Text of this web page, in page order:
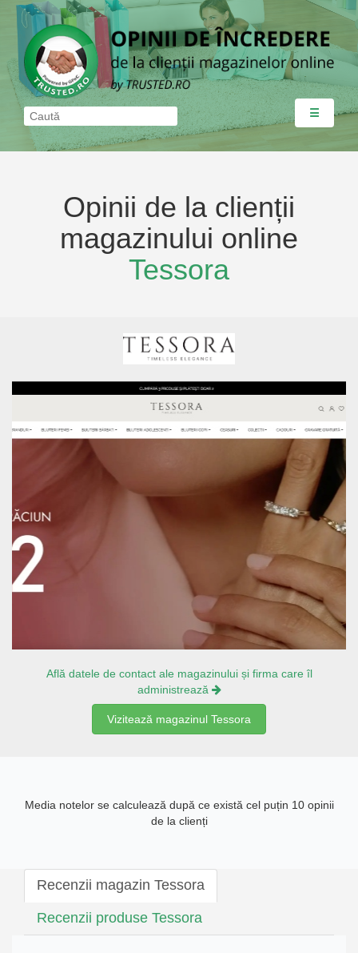
☰
Opinii de la clienții
magazinului online
Tessora
Află datele de contact ale magazinului și firma care îl
administrează
Vizitează magazinul Tessora
Media notelor se calculează după ce există cel puțin 10 opinii
de la clienți
Recenzii magazin Tessora
Recenzii produse Tessora